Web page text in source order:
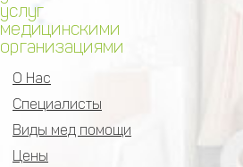
услуг
медицинскими
организациями
О Нас
Специалисты
Виды мед помощи
Цены